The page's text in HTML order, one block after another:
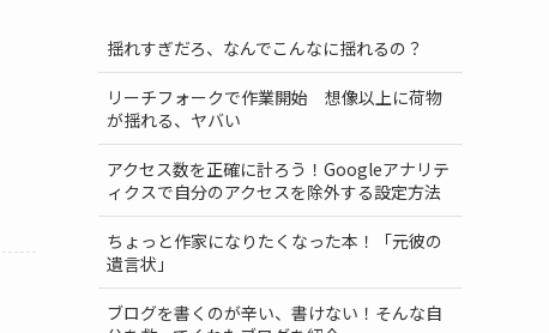
揺れすぎだろ、なんでこんなに揺れるの？
リーチフォークで作業開始 想像以上に荷物
が揺れる、ヤバい
アクセス数を正確に計ろう！Googleアナリテ
ィクスで自分のアクセスを除外する設定方法
ちょっと作家になりたくなった本！「元彼の
遺言状」
ブログを書くのが辛い、書けない！そんな自